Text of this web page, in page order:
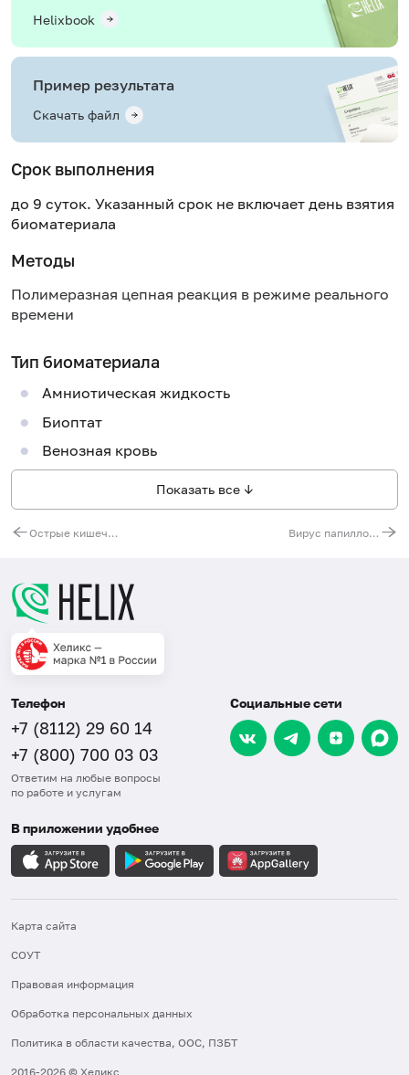
Helixbook
Пример результата
Скачать файл
Срок выполнения
до 9 суток. Указанный срок не включает день взятия
биоматериала
Методы
Полимеразная цепная реакция в режиме реального
времени
Тип биоматериала
Амниотическая жидкость
Биоптат
Венозная кровь
Показать все ↓
Острые кишечные инфекции, скрининг (Shigella spp., E. coli (EIEC), Salmonella spp., Campylobacter spp., Adenovirus F, Rotavirus A, Norovirus II, Astrovirus) Вирус папилломы человека (Human Papillomavirus) низкого (6, 11, 44) и высокого (16, 18, 26, 31, 33, 35, 39, 45, 51, 52, 53, 56, 58, 59, 66, 68, 73, 82) канцерогенного риска, ДНК (выявление, генотипирование и количественное определение) [реал-тайм ПЦР]
Телефон
+7 (8112) 29 60 14
+7 (800) 700 03 03
Ответим на любые вопросы
по работе и услугам
Социальные сети
В приложении удобнее
Карта сайта
СОУТ
Правовая информация
Обработка персональных данных
Политика в области качества, ООС, ПЗБТ
2016-2026 © Хеликс